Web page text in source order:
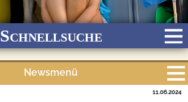
Schnellsuche
Newsmenü
11.06.2024